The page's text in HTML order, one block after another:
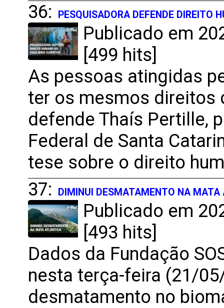
36:
PESQUISADORA DEFENDE DIREITO
Publicado em
[499 hits]
As pessoas atingidas
ter os mesmos direitos
defende Thaís Pertille,
Federal de Santa
tese sobre o direito
37:
DIMINUI DESMATAMENTO NA
Publicado em
[493 hits]
Dados da Fundação
nesta terça-feira (21/
desmatamento no